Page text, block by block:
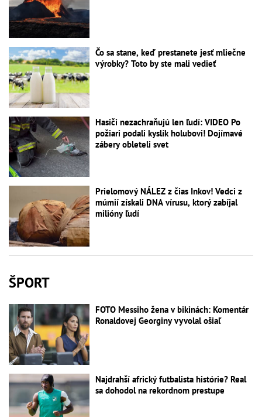
Čo sa stane, keď prestanete jesť mliečne
výrobky? Toto by ste mali vedieť
Hasiči nezachraňujú len ľudí: VIDEO Po
požiari podali kyslík holubovi! Dojímavé
zábery obleteli svet
Prielomový NÁLEZ z čias Inkov! Vedci z
múmií získali DNA vírusu, ktorý zabíjal
milióny ľudí
ŠPORT
FOTO Messiho žena v bikinách: Komentár
Ronaldovej Georginy vyvolal ošiaľ
Najdrahší africký futbalista histórie? Real
sa dohodol na rekordnom prestupe